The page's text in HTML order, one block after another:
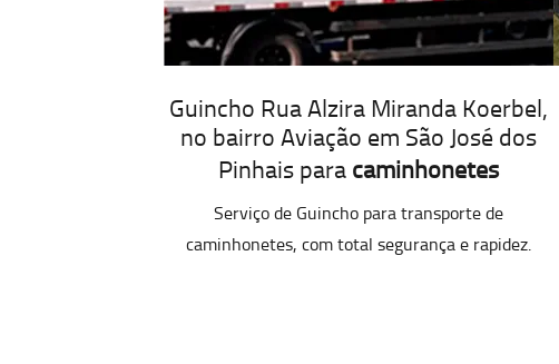
Guincho Rua Alzira Miranda Koerbel,
no bairro Aviação em São José dos
Pinhais paracaminhonetes
Serviço de Guincho para transporte de
caminhonetes, com total segurança e rapidez.